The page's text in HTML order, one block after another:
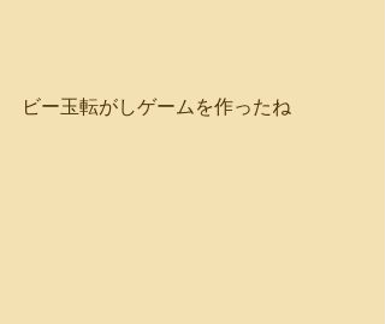
ビー玉転がしゲームを作ったね